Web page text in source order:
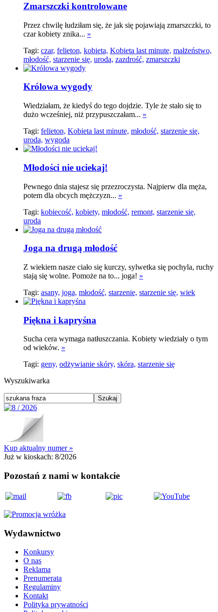
Zmarszczki kontrolowane
Przez chwilę łudziłam się, że jak się pojawiają zmarszczki, to
czar kobiety znika... »
Tagi: czar, felieton, kobieta, Kobieta last minute, małżeństwo,
młodość, starzenie się, uroda, zazdrość, zmarszczki
Królowa wygody
Wiedziałam, że kiedyś do tego dojdzie. Tyle że stało się to
dużo wcześniej, niż przypuszczałam... »
Tagi: felieton, Kobieta last minute, młodość, starzenie się,
uroda, wygoda
Młodości nie uciekaj!
Pewnego dnia stajesz się przezroczysta. Najpierw dla męża,
potem dla obcych mężczyzn... »
Tagi: kobiecość, kobiety, młodość, remont, starzenie się,
uroda
Joga na drugą młodość
Z wiekiem nasze ciało się kurczy, sylwetka się pochyla, ruchy
stają się wolne. Pomoże na to... joga! »
Tagi: asany, joga, młodość, starzenie, starzenie się, wiek
Piękna i kapryśna
Sucha cera wymaga natłuszczania. Kobiety wiedziały o tym
od wieków. »
Tagi: geny, odżywianie skóry, skóra, starzenie się
Wyszukiwarka
Kup aktualny numer »
Już w kioskach: 8/2026
Pozostań z nami w kontakcie
Wydawnictwo
Konkursy
O nas
Reklama
Prenumerata
Regulaminy
Kontakt
Polityka prywatności